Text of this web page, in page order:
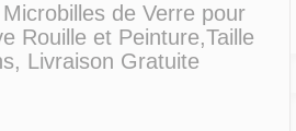
de Verre pour
Rouille et Peinture,Taille
Livraison Gratuite